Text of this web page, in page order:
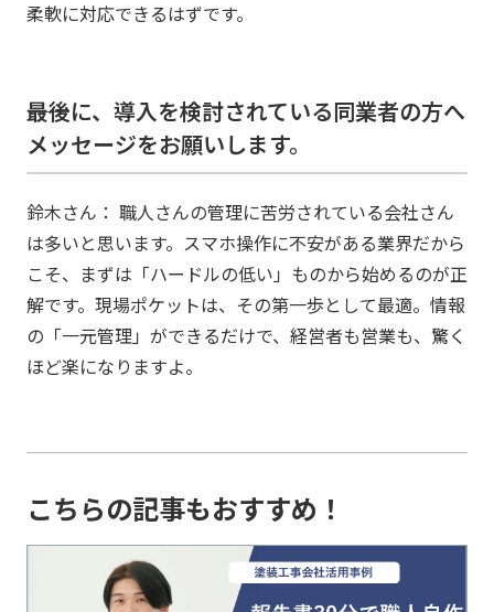
柔軟に対応できるはずです。
――最後に、導入を検討されている同業者の方へ
メッセージをお願いします。
鈴木さん： 職人さんの管理に苦労されている会社さん
は多いと思います。スマホ操作に不安がある業界だから
こそ、まずは「ハードルの低い」ものから始めるのが正
解です。現場ポケットは、その第一歩として最適。情報
の「一元管理」ができるだけで、経営者も営業も、驚く
ほど楽になりますよ。
こちらの記事もおすすめ！